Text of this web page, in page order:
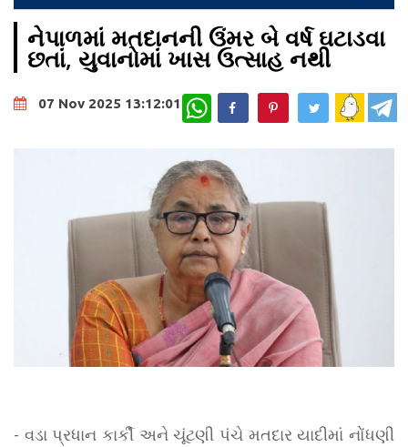
નેપાળમાં મતદાનની ઉંમર બે વર્ષ ઘટાડવા
છતાં, યુવાનોમાં ખાસ ઉત્સાહ નથી
07 Nov 2025 13:12:01 WhatsApp
- વડા પ્રધાન કાર્કી અને ચૂંટણી પંચે મતદાર યાદીમાં નોંધણી